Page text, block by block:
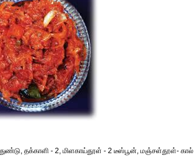
தக்காளி - 2, மிளகாய்தூள் - 2 டீஸ்பூன், மஞ்சள்தூள்- கால்